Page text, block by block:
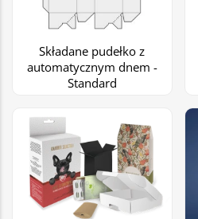
Składane pudełko z
automatycznym dnem -
Standard